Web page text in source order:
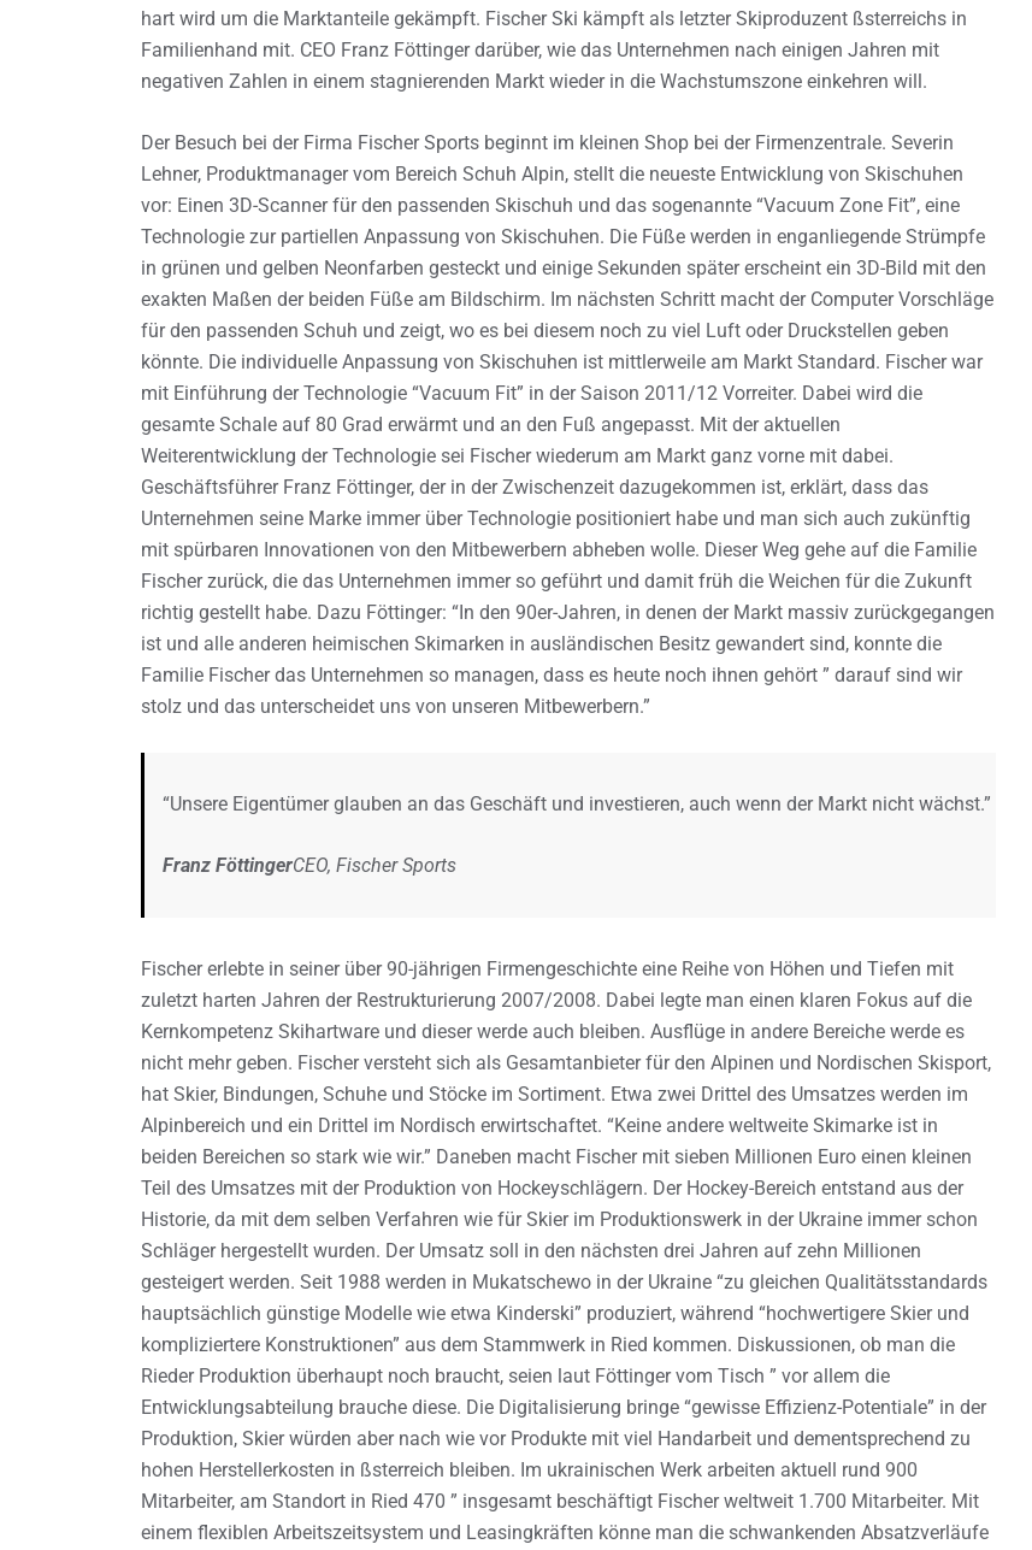
hart wird um die Marktanteile gekämpft. Fischer Ski kämpft als letzter Skiproduzent ßsterreichs in
Familienhand mit. CEO Franz Föttinger darüber, wie das Unternehmen nach einigen Jahren mit
negativen Zahlen in einem stagnierenden Markt wieder in die Wachstumszone einkehren will.
Der Besuch bei der Firma Fischer Sports beginnt im kleinen Shop bei der Firmenzentrale. Severin
Lehner, Produktmanager vom Bereich Schuh Alpin, stellt die neueste Entwicklung von Skischuhen
vor: Einen 3D-Scanner für den passenden Skischuh und das sogenannte “Vacuum Zone Fit”, eine
Technologie zur partiellen Anpassung von Skischuhen. Die Füße werden in enganliegende Strümpfe
in grünen und gelben Neonfarben gesteckt und einige Sekunden später erscheint ein 3D-Bild mit den
exakten Maßen der beiden Füße am Bildschirm. Im nächsten Schritt macht der Computer Vorschläge
für den passenden Schuh und zeigt, wo es bei diesem noch zu viel Luft oder Druckstellen geben
könnte. Die individuelle Anpassung von Skischuhen ist mittlerweile am Markt Standard. Fischer war
mit Einführung der Technologie “Vacuum Fit” in der Saison 2011/12 Vorreiter. Dabei wird die
gesamte Schale auf 80 Grad erwärmt und an den Fuß angepasst. Mit der aktuellen
Weiterentwicklung der Technologie sei Fischer wiederum am Markt ganz vorne mit dabei.
Geschäftsführer Franz Föttinger, der in der Zwischenzeit dazugekommen ist, erklärt, dass das
Unternehmen seine Marke immer über Technologie positioniert habe und man sich auch zukünftig
mit spürbaren Innovationen von den Mitbewerbern abheben wolle. Dieser Weg gehe auf die Familie
Fischer zurück, die das Unternehmen immer so geführt und damit früh die Weichen für die Zukunft
richtig gestellt habe. Dazu Föttinger: “In den 90er-Jahren, in denen der Markt massiv zurückgegangen
ist und alle anderen heimischen Skimarken in ausländischen Besitz gewandert sind, konnte die
Familie Fischer das Unternehmen so managen, dass es heute noch ihnen gehört ” darauf sind wir
stolz und das unterscheidet uns von unseren Mitbewerbern.”
“Unsere Eigentümer glauben an das Geschäft und investieren, auch wenn der Markt nicht wächst.”
Franz FöttingerCEO, Fischer Sports
Fischer erlebte in seiner über 90-jährigen Firmengeschichte eine Reihe von Höhen und Tiefen mit
zuletzt harten Jahren der Restrukturierung 2007/2008. Dabei legte man einen klaren Fokus auf die
Kernkompetenz Skihartware und dieser werde auch bleiben. Ausflüge in andere Bereiche werde es
nicht mehr geben. Fischer versteht sich als Gesamtanbieter für den Alpinen und Nordischen Skisport,
hat Skier, Bindungen, Schuhe und Stöcke im Sortiment. Etwa zwei Drittel des Umsatzes werden im
Alpinbereich und ein Drittel im Nordisch erwirtschaftet. “Keine andere weltweite Skimarke ist in
beiden Bereichen so stark wie wir.” Daneben macht Fischer mit sieben Millionen Euro einen kleinen
Teil des Umsatzes mit der Produktion von Hockeyschlägern. Der Hockey-Bereich entstand aus der
Historie, da mit dem selben Verfahren wie für Skier im Produktionswerk in der Ukraine immer schon
Schläger hergestellt wurden. Der Umsatz soll in den nächsten drei Jahren auf zehn Millionen
gesteigert werden. Seit 1988 werden in Mukatschewo in der Ukraine “zu gleichen Qualitätsstandards
hauptsächlich günstige Modelle wie etwa Kinderski” produziert, während “hochwertigere Skier und
kompliziertere Konstruktionen” aus dem Stammwerk in Ried kommen. Diskussionen, ob man die
Rieder Produktion überhaupt noch braucht, seien laut Föttinger vom Tisch ” vor allem die
Entwicklungsabteilung brauche diese. Die Digitalisierung bringe “gewisse Effizienz-Potentiale” in der
Produktion, Skier würden aber nach wie vor Produkte mit viel Handarbeit und dementsprechend zu
hohen Herstellerkosten in ßsterreich bleiben. Im ukrainischen Werk arbeiten aktuell rund 900
Mitarbeiter, am Standort in Ried 470 ” insgesamt beschäftigt Fischer weltweit 1.700 Mitarbeiter. Mit
einem flexiblen Arbeitszeitsystem und Leasingkräften könne man die schwankenden Absatzverläufe